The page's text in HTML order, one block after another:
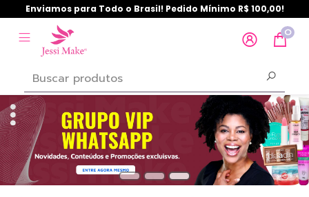
Enviamos para Todo o Brasil! Pedido Mínimo R$ 100,00!
0